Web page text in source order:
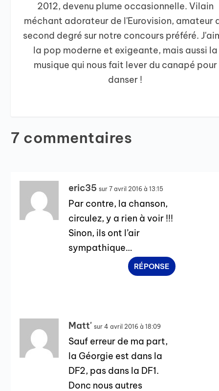
2012, devenu plume occasionnelle. Vilain
méchant adorateur de l'Eurovision, amateur
second degré sur notre concours préféré.
la pop moderne et exigeante, mais aussi la
musique qui nous fait lever du canapé pour
danser !
7 commentaires
eric35 sur 7 avril 2016 à 13:15
Par contre, la chanson,
circulez, y a rien à voir !!!
Sinon, ils ont l’air
sympathique…
RÉPONSE
Matt' sur 4 avril 2016 à 18:09
Sauf erreur de ma part,
la Géorgie est dans la
DF2, pas dans la DF1.
Donc nous autres